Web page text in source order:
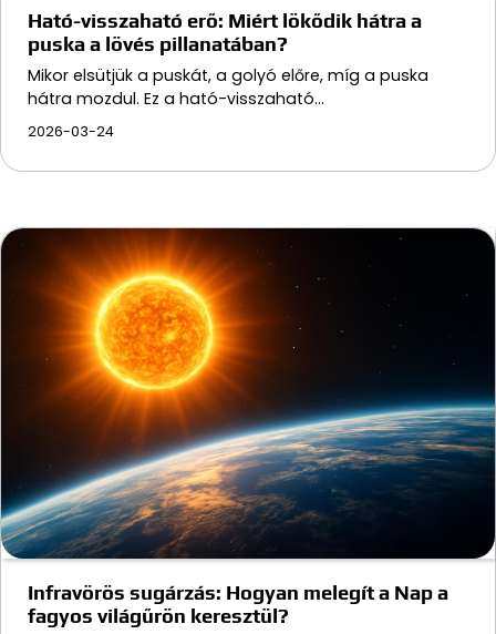
Ható-visszaható erő: Miért lökődik hátra a
puska a lövés pillanatában?
Mikor elsütjük a puskát, a golyó előre, míg a puska
hátra mozdul. Ez a ható-visszaható…
2026-03-24
Infravörös sugárzás: Hogyan melegít a Nap a
fagyos világűrön keresztül?